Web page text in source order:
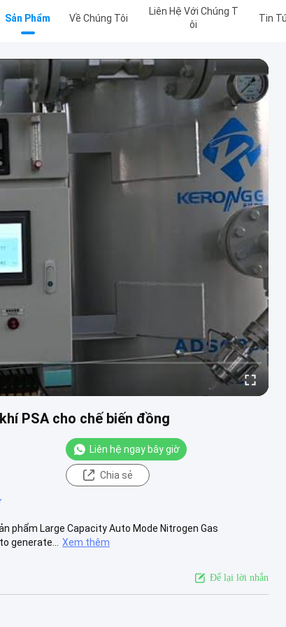
Sản Phẩm Về Chúng Tôi
Liên Hệ Với Chúng T
Ôi
Tin
PSA cho chế biến đồng
Liên hệ ngay bây giờ
Chia sẻ
phẩm Large Capacity Auto Mode Nitrogen Gas
generate...
Xem thêm
Để lại lời nhắn